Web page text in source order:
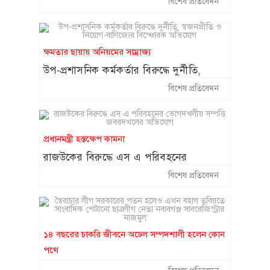
ক্ষমতার ছায়ায় অনিয়মের সাম্রাজ্য
উপ-প্রশাসনিক কর্মকর্তার বিরুদ্ধে দুর্নীতি,
স্বজনপ্রীতি ও নিয়োগ-বাণিজ্যের বিস্ফোরক
বিশেষ প্রতিবেদন
প্রধানমন্ত্রী হস্তক্ষেপ কামনা
রাজউকের বিরুদ্ধে এস এ পরিবহনের
ভোগদখলীয় সম্পত্তি জবরদখলের অভিযোগ
বিশেষ প্রতিবেদন
১৪ বছরের চাকরি জীবনে অঢেল সম্পদশালী হলেন কোন
পথে